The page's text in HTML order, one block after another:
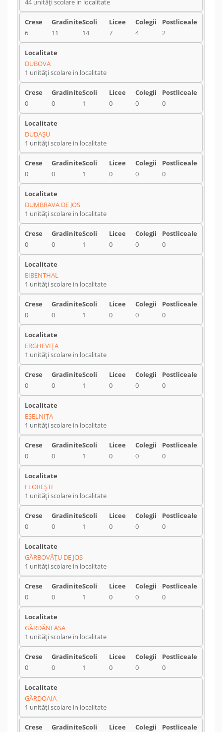
44 unități scolare in localitate
6 11 14 7 4 2
DUBOVA
1 unități scolare in localitate
0 0 1 0 0 0
DUDAŞU
1 unități scolare in localitate
0 0 1 0 0 0
DUMBRAVA DE JOS
1 unități scolare in localitate
0 0 1 0 0 0
EIBENTHAL
1 unități scolare in localitate
0 0 1 0 0 0
ERGHEVIŢA
1 unități scolare in localitate
0 0 1 0 0 0
EŞELNIŢA
1 unități scolare in localitate
0 0 1 0 0 0
FLOREŞTI
1 unități scolare in localitate
0 0 1 0 0 0
GÂRBOVĂŢU DE JOS
1 unități scolare in localitate
0 0 1 0 0 0
GĂRDĂNEASA
1 unități scolare in localitate
0 0 1 0 0 0
GÂRDOAIA
1 unități scolare in localitate